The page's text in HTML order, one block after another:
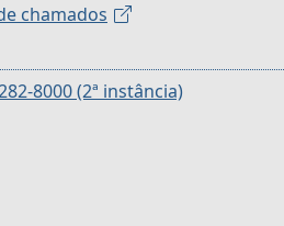
chamados
8000 (2ª instância)